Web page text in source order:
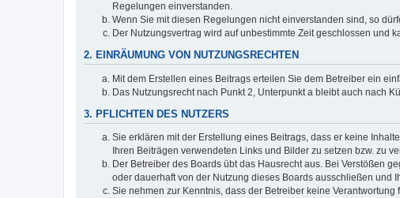
Regelungen einverstanden.
Wenn Sie mit diesen Regelungen nicht einverstanden sind, so
Der Nutzungsvertrag wird auf unbestimmte Zeit geschlossen und
2. EINRÄUMUNG VON NUTZUNGSRECHTEN
Mit dem Erstellen eines Beitrags erteilen Sie dem Betreiber ein
Das Nutzungsrecht nach Punkt 2, Unterpunkt a bleibt auch nach
3. PFLICHTEN DES NUTZERS
Sie erklären mit der Erstellung eines Beitrags, dass er keine
Ihren Beiträgen verwendeten Links und Bilder zu setzen bzw. zu
Der Betreiber des Boards übt das Hausrecht aus. Bei Verstößen
oder dauerhaft von der Nutzung dieses Boards ausschließen und
Sie nehmen zur Kenntnis, dass der Betreiber keine